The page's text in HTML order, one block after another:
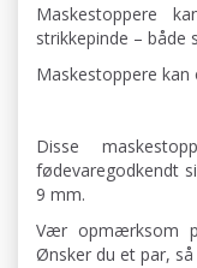
Maskestoppere
strikkepinde – både
Maskestoppere kan
Disse
fødevaregodkendt
9 mm.
Vær opmærksom
Ønsker du et par,